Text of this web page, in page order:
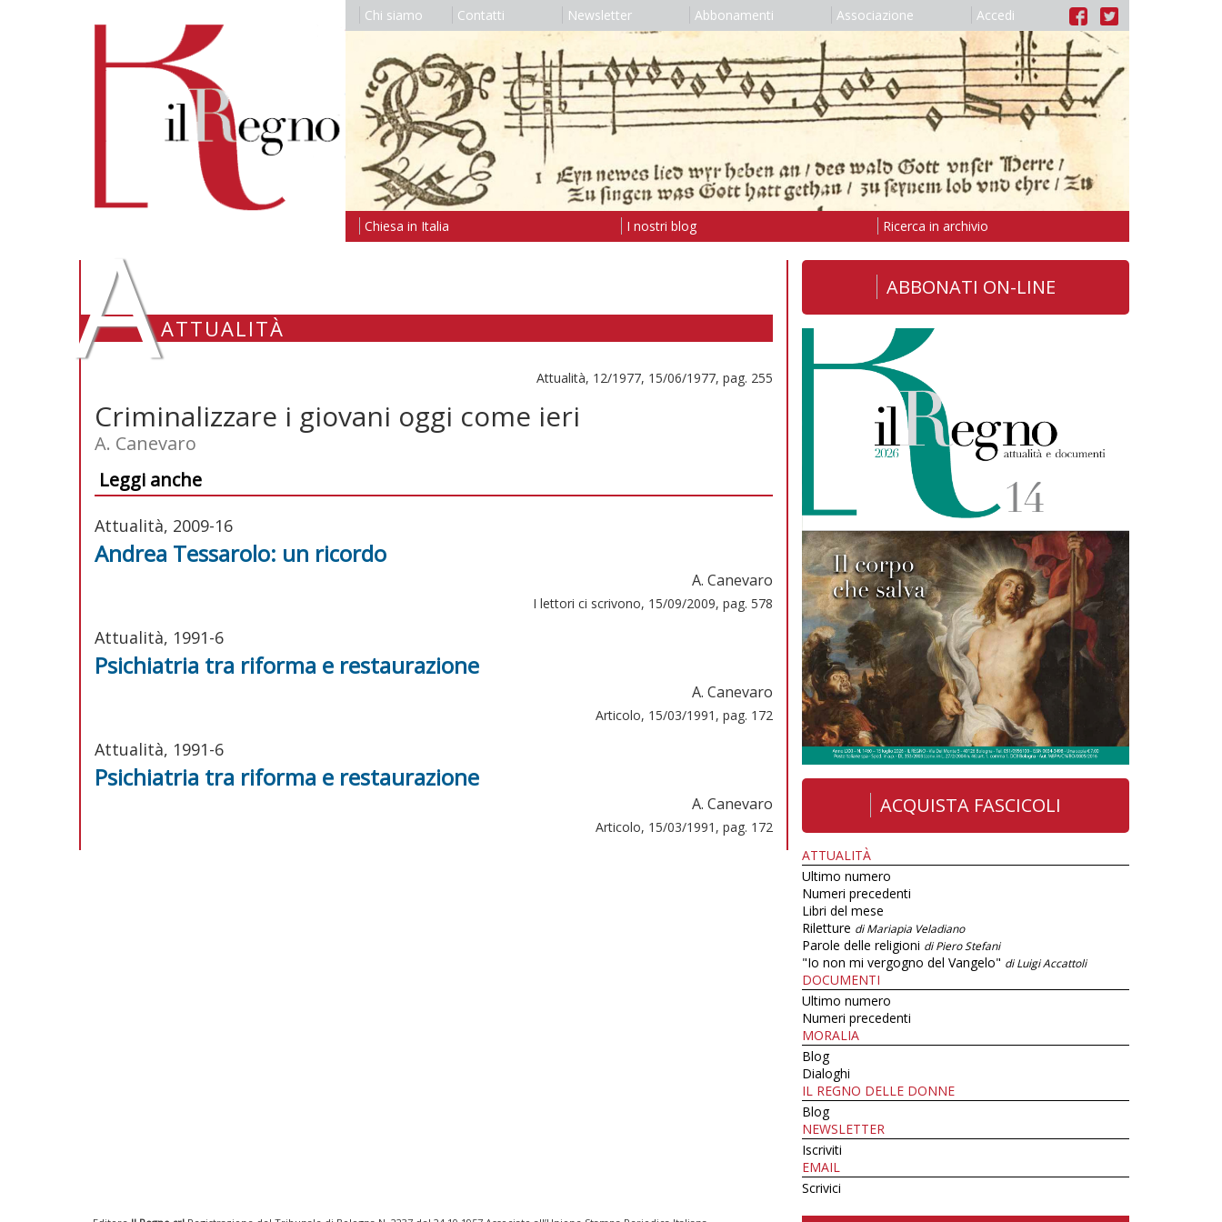
Chi siamo Contatti Newsletter Abbonamenti Associazione Accedi
Chiesa in Italia I nostri blog Ricerca in archivio
AATTUALITÀ
Attualità, 12/1977, 15/06/1977, pag. 255
Criminalizzare i giovani oggi come ieri
A. Canevaro
Leggi anche
Attualità, 2009-16
Andrea Tessarolo: un ricordo
A. Canevaro
I lettori ci scrivono, 15/09/2009, pag. 578
Attualità, 1991-6
Psichiatria tra riforma e restaurazione
A. Canevaro
Articolo, 15/03/1991, pag. 172
Attualità, 1991-6
Psichiatria tra riforma e restaurazione
A. Canevaro
Articolo, 15/03/1991, pag. 172
ABBONATI ON-LINE
ACQUISTA FASCICOLI
ATTUALITÀ
Ultimo numero
Numeri precedenti
Libri del mese
Riletture di Mariapia Veladiano
Parole delle religioni di Piero Stefani
"Io non mi vergogno del Vangelo" di Luigi Accattoli
DOCUMENTI
Ultimo numero
Numeri precedenti
MORALIA
Blog
Dialoghi
IL REGNO DELLE DONNE
Blog
NEWSLETTER
Iscriviti
EMAIL
Scrivici